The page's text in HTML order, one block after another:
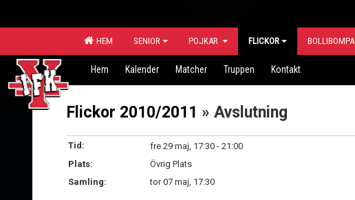
HEM SENIOR POJKAR FLICKOR BOLLIBOMPA
Hem Kalender Matcher Truppen Kontakt
Flickor 2010/2011 » Avslutning
Tid:
fre 29 maj, 17:30 - 21:00
Plats:
Övrig Plats
Samling:
tor 07 maj, 17:30